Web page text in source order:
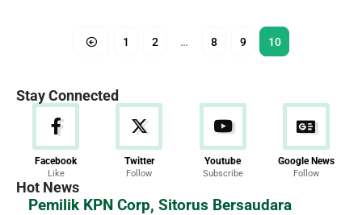
1 2 … 8 9 10
Stay Connected
Facebook
Like
Twitter
Follow
Youtube
Subscribe
Google News
Follow
Hot News
Pemilik KPN Corp, Sitorus Bersaudara